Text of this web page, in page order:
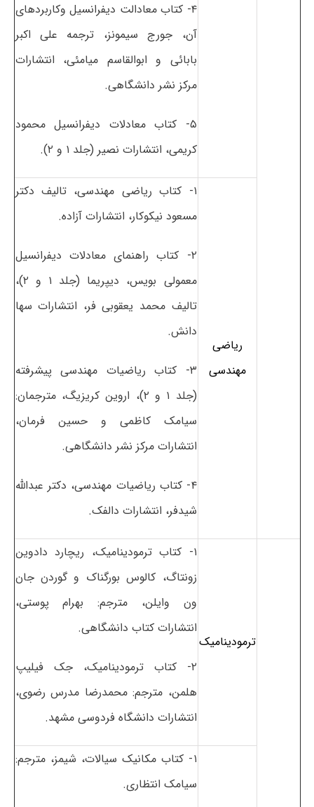
۴- کتاب معادالت دیفرانسیل وکاربردهای
آن، جورج سیمونز، ترجمه علی اکبر
بابائی و ابوالقاسم میامئی، انتشارات
مرکز نشر دانشگاهی.
۵- کتاب معادلات دیفرانسیل محمود
کریمی، انتشارات نصیر (جلد ۱ و ۲).
ریاضی
مهندسی
۱- کتاب ریاضی مهندسی، تالیف دکتر
مسعود نیکوکار، انتشارات آزاده.
۲- کتاب راهنمای معادلات دیفرانسیل
معمولی بویس، دیپریما (جلد ۱ و ۲)،
تالیف محمد یعقوبی فر، انتشارات سها
دانش.
۳- کتاب ریاضیات مهندسی پیشرفته
(جلد ۱ و ۲)، اروین کریزیگ، مترجمان:
سیامک کاظمی و حسین فرمان،
انتشارات مرکز نشر دانشگاهی.
۴- کتاب ریاضیات مهندسی، دکتر عبدالله
شیدفر، انتشارات دالفک.
ترمودینامیک
۱- کتاب ترمودینامیک، ریچارد دادوین
زونتاگ، کالوس بورگناک و گوردن جان
ون وایلن، مترجم: بهرام پوستی،
انتشارات کتاب دانشگاهی.
۲- کتاب ترمودینامیک، جک فیلیپ
هلمن، مترجم: محمدرضا مدرس رضوی،
انتشارات دانشگاه فردوسی مشهد.
۱- کتاب مکانیک سیالات، شیمز، مترجم:
سیامک انتظاری.